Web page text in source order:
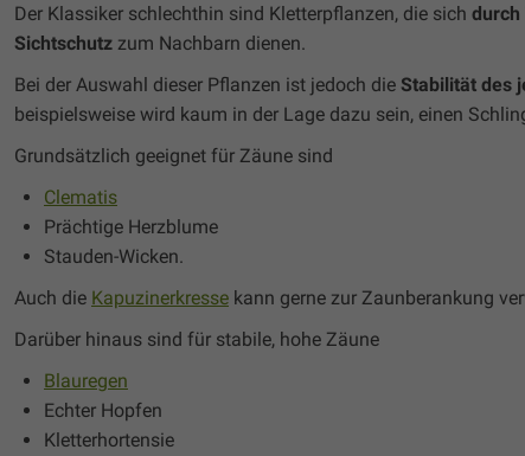
Der Klassiker schlechthin sind Kletterpflanzen, die sich durch
Sichtschutz zum Nachbarn dienen.
Bei der Auswahl dieser Pflanzen ist jedoch die Stabilität des
beispielsweise wird kaum in der Lage dazu sein, einen
Grundsätzlich geeignet für Zäune sind
Clematis
Prächtige Herzblume
Stauden-Wicken.
Auch die Kapuzinerkresse kann gerne zur Zaunberankung
Darüber hinaus sind für stabile, hohe Zäune
Blauregen
Echter Hopfen
Kletterhortensie